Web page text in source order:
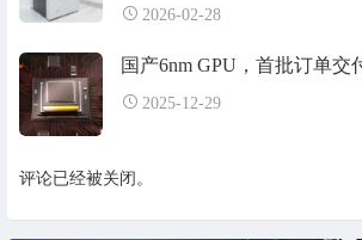
2026-02-28
国产6nm GPU，首批订单交
2025-12-29
评论已经被关闭。